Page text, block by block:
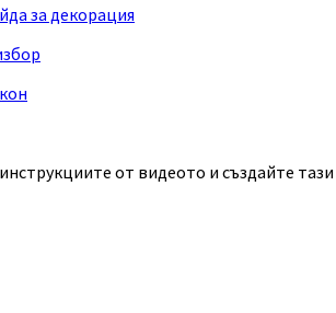
за декорация
от видеото и създайте